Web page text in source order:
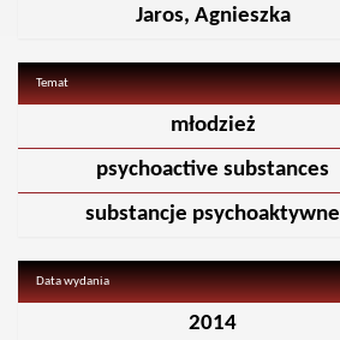
Jaros, Agnieszka
Temat
młodzież
psychoactive substances
substancje psychoaktywne
Data wydania
2014